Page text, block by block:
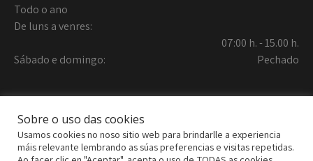
Todo o ano
De luns a venres:
07:00 h. - 15.00 h.
Sábado e domingo:
Pechado
Sobre o uso das cookies
Usamos cookies no noso sitio web para brindarlle a experiencia
máis relevante lembrando as súas preferencias e visitas repetidas.